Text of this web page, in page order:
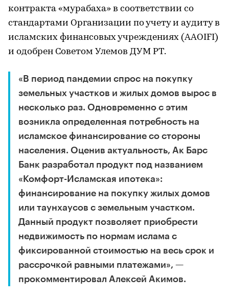
контракта «мурабаха» в соответствии со
стандартами Организации по учету и аудиту в
исламских финансовых учреждениях (AAOIFI)
и одобрен Советом Улемов ДУМ РТ.
«В период пандемии спрос на покупку
земельных участков и жилых домов вырос в
несколько раз. Одновременно с этим
возникла определенная потребность на
исламское финансирование со стороны
населения. Оценив актуальность, Ак Барс
Банк разработал продукт под названием
«Комфорт-Исламская ипотека»:
финансирование на покупку жилых домов
или таунхаусов с земельным участком.
Данный продукт позволяет приобрести
недвижимость по нормам ислама с
фиксированной стоимостью на весь срок и
рассрочкой равными платежами», —
прокомментировал Алексей Акимов.